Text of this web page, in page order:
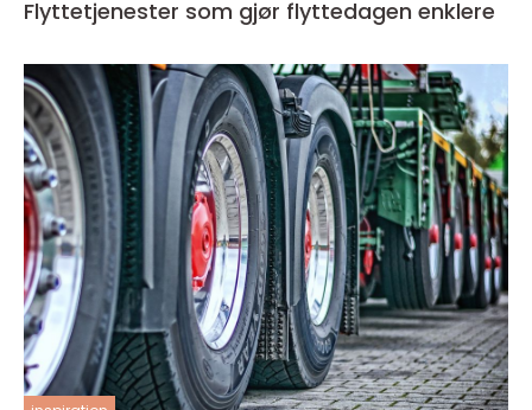
Flyttetjenester som gjør flyttedagen enklere